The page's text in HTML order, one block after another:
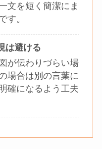
文を短く簡潔にま
す。
は避ける
が伝わりづらい場
場合は別の言葉に
確になるよう工夫